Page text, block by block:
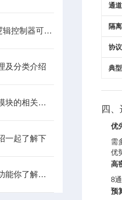
1756-L85E可编程逻辑控制器可满足多行业自动化精准控制需求
及分类介绍
关于数字直流输入模块的相关介绍
一起了解下
处理器模块的主要功能你了解多少呢
通
隔
协
典
四
优
需
优
高
8
预